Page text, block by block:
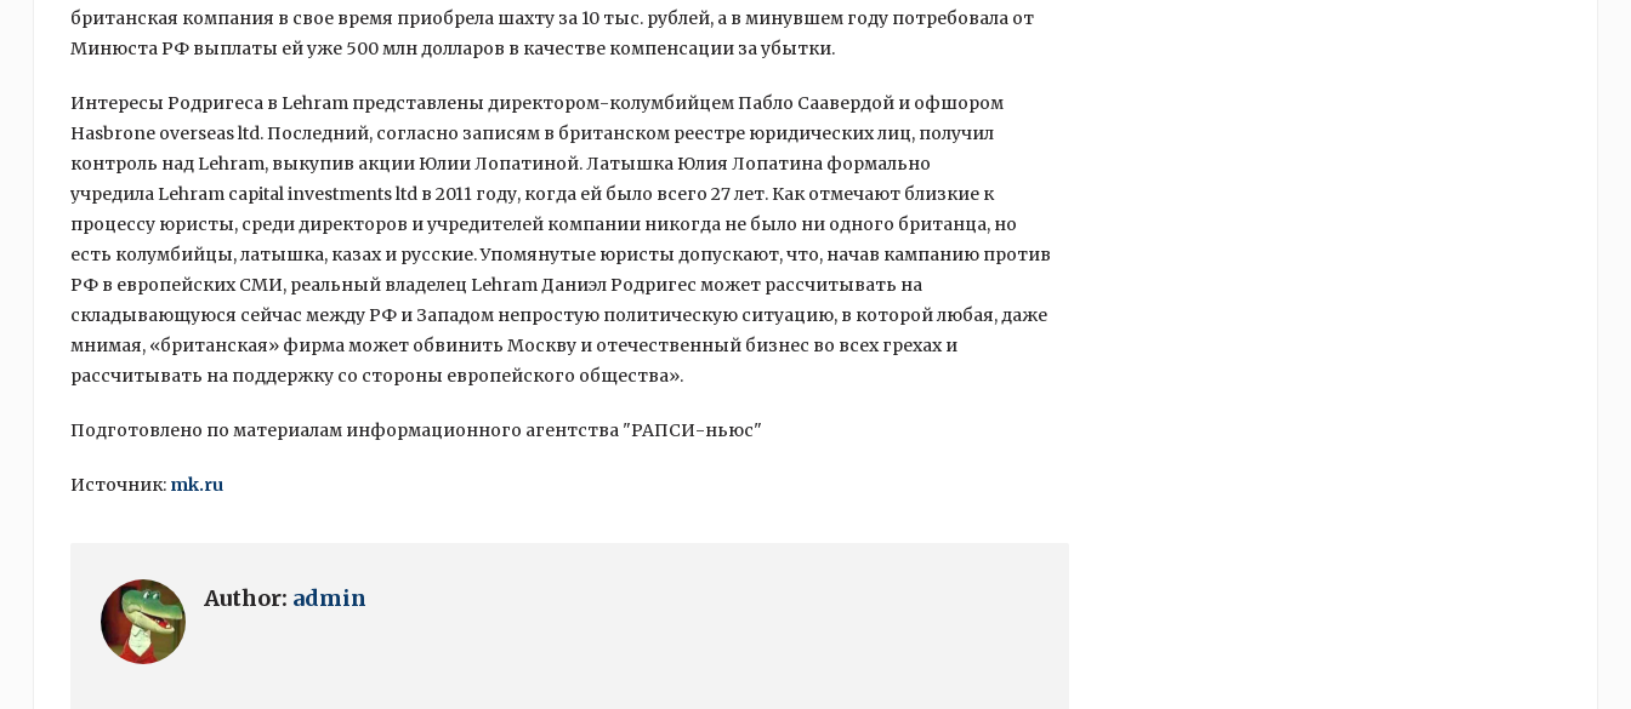
британская компания в свое время приобрела шахту за 10 тыс. рублей, а в минувшем году потребовала от
Минюста РФ выплаты ей уже 500 млн долларов в качестве компенсации за убытки.
Интересы Родригеса в Lehram представлены директором-колумбийцем Пабло Саавердой и офшором
Hasbrone overseas ltd. Последний, согласно записям в британском реестре юридических лиц, получил
контроль над Lehram, выкупив акции Юлии Лопатиной. Латышка Юлия Лопатина формально
учредила Lehram capital investments ltd в 2011 году, когда ей было всего 27 лет. Как отмечают близкие к
процессу юристы, среди директоров и учредителей компании никогда не было ни одного британца, но
есть колумбийцы, латышка, казах и русские. Упомянутые юристы допускают, что, начав кампанию против
РФ в европейских СМИ, реальный владелец Lehram Даниэл Родригес может рассчитывать на
складывающуюся сейчас между РФ и Западом непростую политическую ситуацию, в которой любая, даже
мнимая, «британская» фирма может обвинить Москву и отечественный бизнес во всех грехах и
рассчитывать на поддержку со стороны европейского общества».
Подготовлено по материалам информационного агентства "РАПСИ-ньюс"
Источник: mk.ru
Author: admin